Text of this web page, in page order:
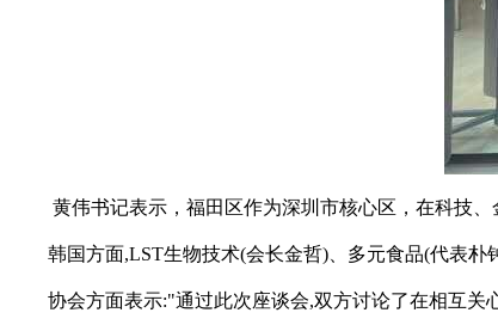
黄伟书记表示，福田区作为深圳市核心区，在科技、
韩国方面,LST生物技术(会长金哲)、多元食品(代表朴
协会方面表示:"通过此次座谈会,双方讨论了在相互关